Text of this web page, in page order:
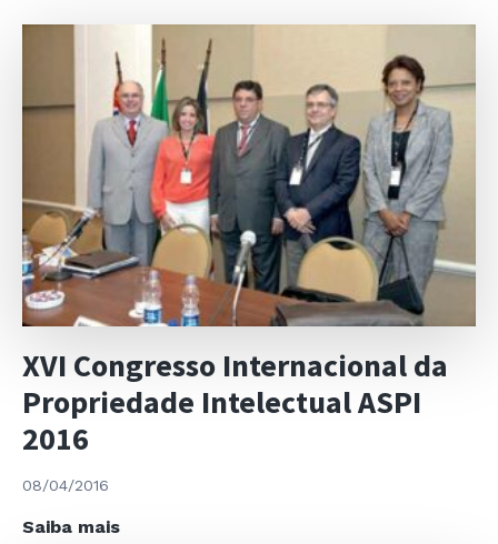
Fecomércio
XVI Congresso Internacional da
Propriedade Intelectual ASPI
2016
08/04/2016
Saiba maisXVI